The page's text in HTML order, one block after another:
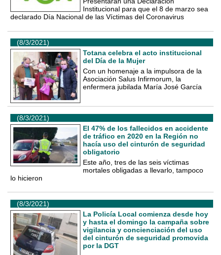
Institucional para que el 8 de marzo sea
declarado Día Nacional de las Víctimas del Coronavirus
(8/3/2021)
Totana celebra el acto institucional
del Día de la Mujer
Con un homenaje a la impulsora de la
Asociación Salus Infirmorum, la
enfermera jubilada María José García
(8/3/2021)
El 47% de los fallecidos en accidente
de tráfico en 2020 en la Región no
hacía uso del cinturón de seguridad
obligatorio
Este año, tres de las seis víctimas
mortales obligadas a llevarlo, tampoco
lo hicieron
(8/3/2021)
La Policía Local comienza desde hoy
y hasta el domingo la campaña sobre
vigilancia y concienciación del uso
del cinturón de seguridad promovida
por la DGT